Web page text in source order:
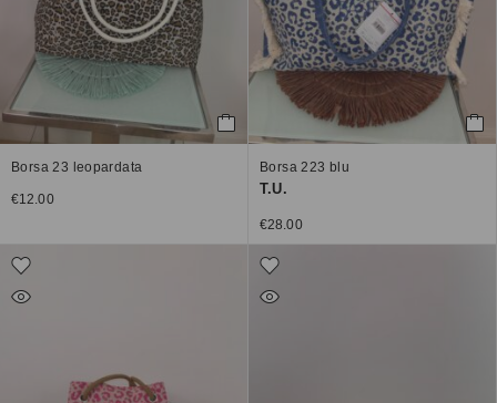
Borsa 23 leopardata
€12.00
Borsa 223 blu
T.U.
€28.00